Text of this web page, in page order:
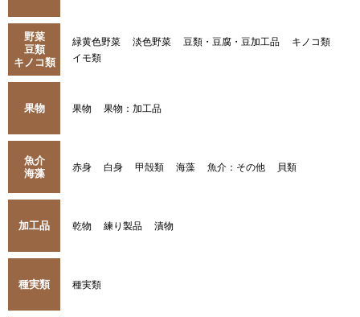
野菜
豆類
キノコ類
緑黄色野菜 淡色野菜 豆類・豆腐・豆加工品
キノコ類
イモ類
果物 果物 果物：加工品
魚介
海藻
赤身 白身 甲殻類 海藻 魚介：その他 貝類
加工品 乾物 練り製品 漬物
種実類 種実類